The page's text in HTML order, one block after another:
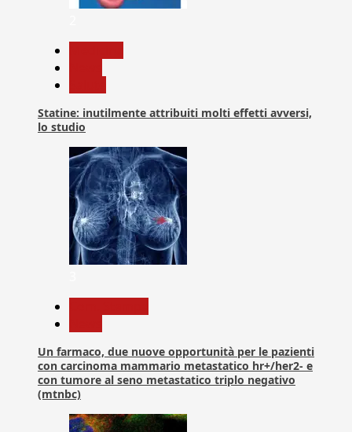
Statine: inutilmente attribuiti molti effetti avversi,
lo studio
Un farmaco, due nuove opportunità per le pazienti
con carcinoma mammario metastatico hr+/her2- e
con tumore al seno metastatico triplo negativo
(mtnbc)